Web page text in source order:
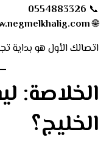
📞
0554883326
🌐
اتصالك الأول هو بداية
الخلاصة:
الخليج؟